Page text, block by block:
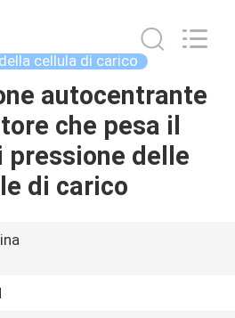
cellula di carico
autocentrante
che pesa il
pressione delle
di carico